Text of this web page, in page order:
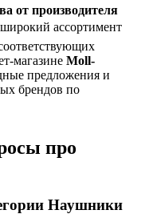
от производителя
ассортимент
магазине Moll-
предложения и
брендов по
из нашего
обеспечить
использование.
нас есть подходящие
про
Наушники